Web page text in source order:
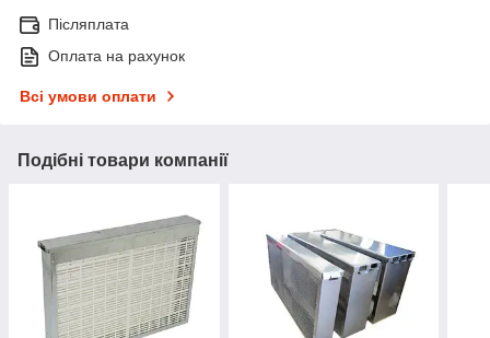
Післяплата
Оплата на рахунок
Всі умови оплати
Подібні товари компанії